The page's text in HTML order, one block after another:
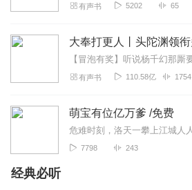
有声书 5202 65
有声书 110.58亿 1754
萌宝有位亿万爹 /免费
7798 243
经典必听